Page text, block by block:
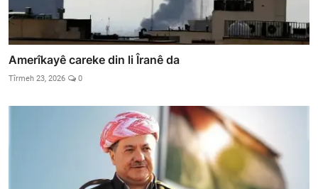
Amerîkayê careke din li Îranê da
Tîrmeh 23, 2026 0